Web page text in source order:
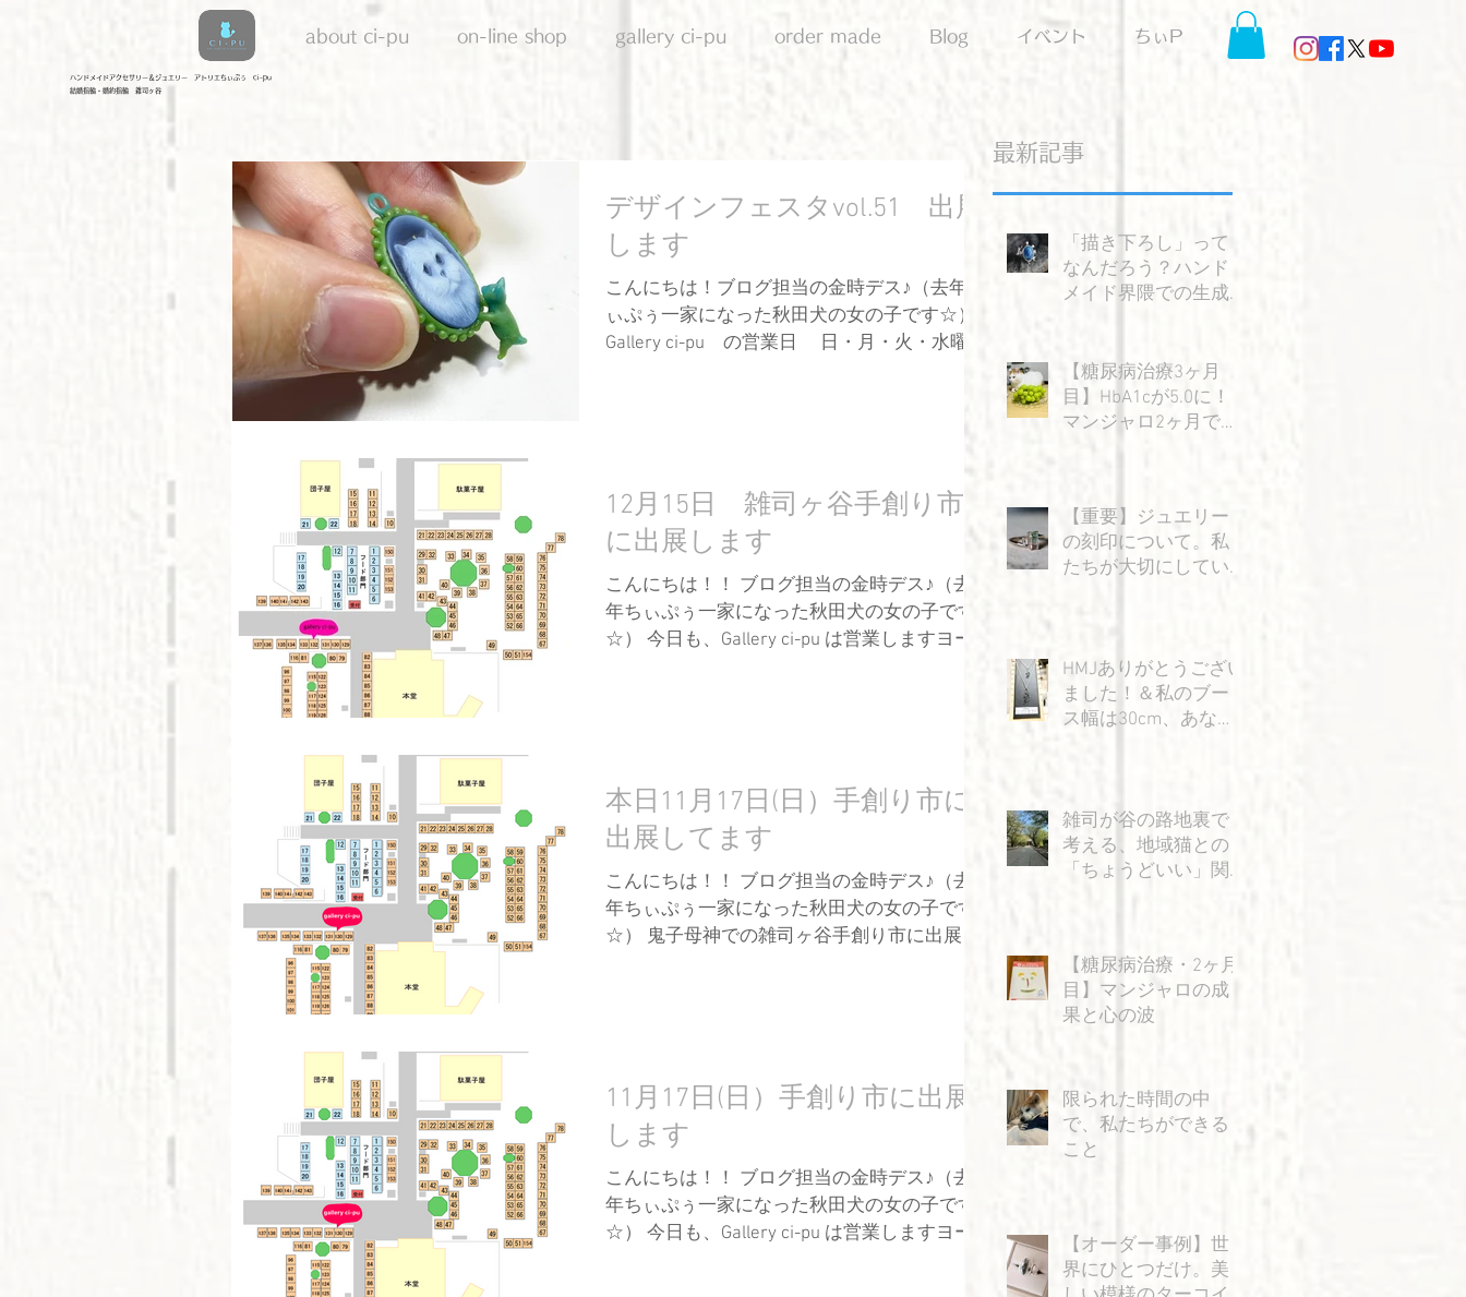
about ci-pu on-line shop gallery ci-pu order made Blog イベント ちぃP
​ハンドメイドアクセサリー＆ジュエリー アトリエちぃぷぅ ci-pu
結婚指輪・婚約指輪 雑司ヶ谷
デザインフェスタvol.51 出展
します
こんにちは！ブログ担当の金時デス♪（去年ち
ぃぷぅ一家になった秋田犬の女の子です☆）
Gallery ci-pu の営業日 日・月・火・水曜
12月15日 雑司ヶ谷手創り市
に出展します
こんにちは！！ ブログ担当の金時デス♪（去
年ちぃぷぅ一家になった秋田犬の女の子です
☆） 今日も、Gallery ci-pu は営業しますヨー♪
本日11月17日(日）手創り市に
出展してます
こんにちは！！ ブログ担当の金時デス♪（去
年ちぃぷぅ一家になった秋田犬の女の子です
☆） 鬼子母神での雑司ヶ谷手創り市に出展し
11月17日(日）手創り市に出展
します
こんにちは！！ ブログ担当の金時デス♪（去
年ちぃぷぅ一家になった秋田犬の女の子です
☆） 今日も、Gallery ci-pu は営業しますヨー♪
最新記事
「描き下ろし」って
なんだろう？ハンド
メイド界隈での生成AI
【糖尿病治療3ヶ月
目】HbA1cが5.0に！
マンジャロ2ヶ月で感
【重要】ジュエリー
の刻印について。私
たちが大切にしてい
HMJありがとうござい
ました！＆私のブー
ス幅は30cm、あなた
雑司が谷の路地裏で
考える、地域猫との
「ちょうどいい」関
【糖尿病治療・2ヶ月
目】マンジャロの成
果と心の波
限られた時間の中
で、私たちができる
こと
【オーダー事例】世
界にひとつだけ。美